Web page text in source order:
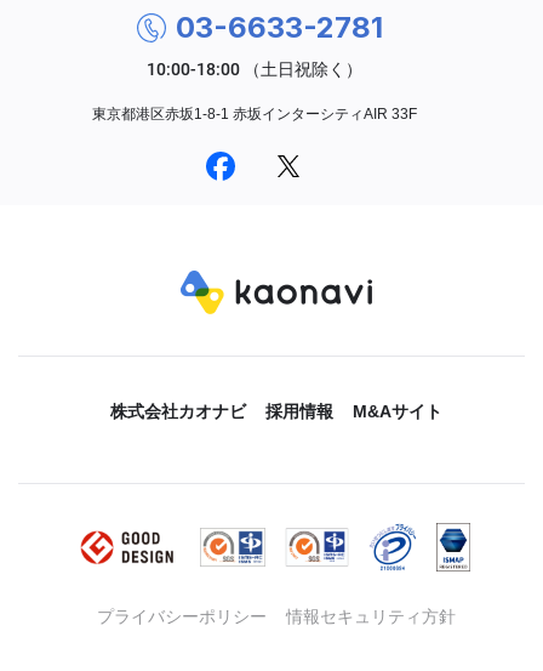
03-6633-2781
東京都港区赤坂1-8-1 赤坂インターシティAIR 33F
株式会社カオナビ 採用情報 M&Aサイト
プライバシーポリシー 情報セキュリティ方針